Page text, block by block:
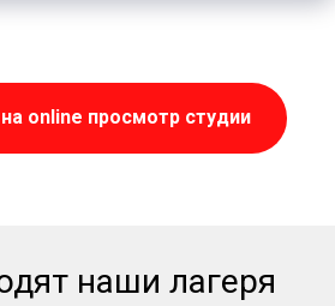
online просмотр студии
наши лагеря